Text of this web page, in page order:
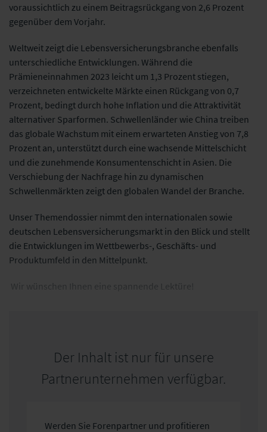
voraussichtlich zu einem Beitragsrückgang von 2,6 Prozent
gegenüber dem Vorjahr.
Weltweit zeigt die Lebensversicherungsbranche ebenfalls
unterschiedliche Entwicklungen. Während die
Prämieneinnahmen 2023 leicht um 1,3 Prozent stiegen,
verzeichneten entwickelte Märkte einen Rückgang von 0,7
Prozent, bedingt durch hohe Inflation und die Attraktivität
alternativer Sparformen. Schwellenländer wie China treiben
das globale Wachstum mit einem erwarteten Anstieg von 7,8
Prozent an, unterstützt durch eine wachsende Mittelschicht
und die zunehmende Konsumentenschicht in Asien. Die
Verschiebung der Nachfrage hin zu dynamischen
Schwellenmärkten zeigt den globalen Wandel der Branche.
Unser Themendossier nimmt den internationalen sowie
deutschen Lebensversicherungsmarkt in den Blick und stellt
die Entwicklungen im Wettbewerbs-, Geschäfts- und
Produktumfeld in den Mittelpunkt.
Wir wünschen Ihnen eine spannende Lektüre!
Der Inhalt ist nur für unsere
Partnerunternehmen verfügbar.
Werden Sie Forenpartner und profitieren